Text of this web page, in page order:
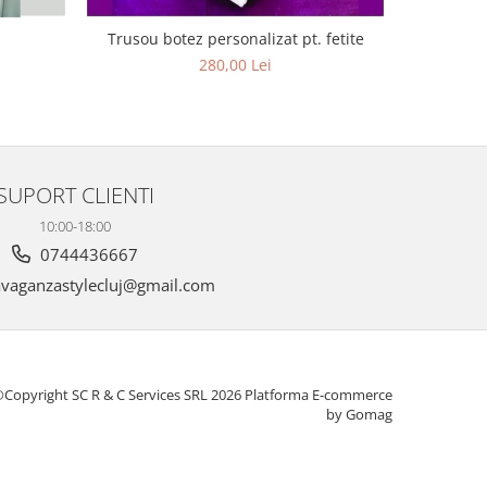
Trusou botez personalizat pt. fetite
280,00 Lei
CLIENTI
10:00-18:00
0744436667
SC R & C Services SRL 2026 Platforma E-commerce
by Gomag